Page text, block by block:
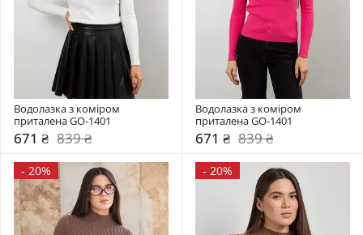
Водолазка з коміром
приталена GO-1401
671 ₴ 839 ₴
Водолазка з коміром
приталена GO-1401
671 ₴ 839 ₴
- 20% - 20%